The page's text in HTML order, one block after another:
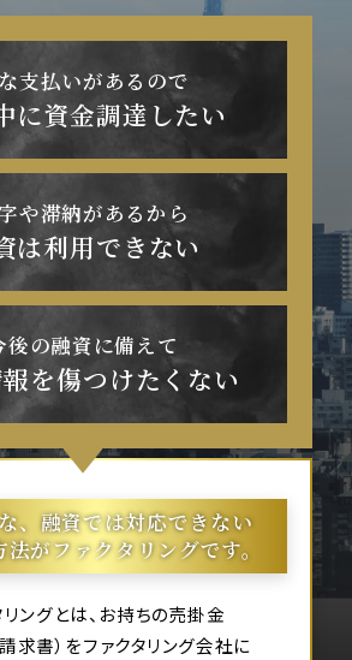
支払いがあるので
に資金調達したい
や滞納があるから
は利用できない
後の融資に備えて
を傷つけたくない
、融資では対応できない
がファクタリングです。
リングとは、お持ちの売掛金
求書）をファクタリング会社に